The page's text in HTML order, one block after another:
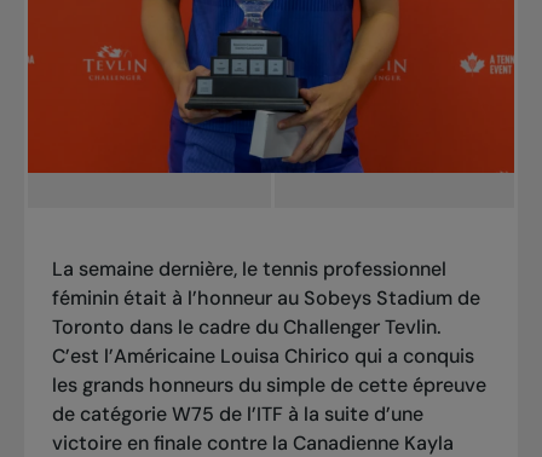
La semaine dernière, le tennis professionnel
féminin était à l’honneur au Sobeys Stadium de
Toronto dans le cadre du Challenger Tevlin.
C’est l’Américaine Louisa Chirico qui a conquis
les grands honneurs du simple de cette épreuve
de catégorie W75 de l’ITF à la suite d’une
victoire en finale contre la Canadienne Kayla